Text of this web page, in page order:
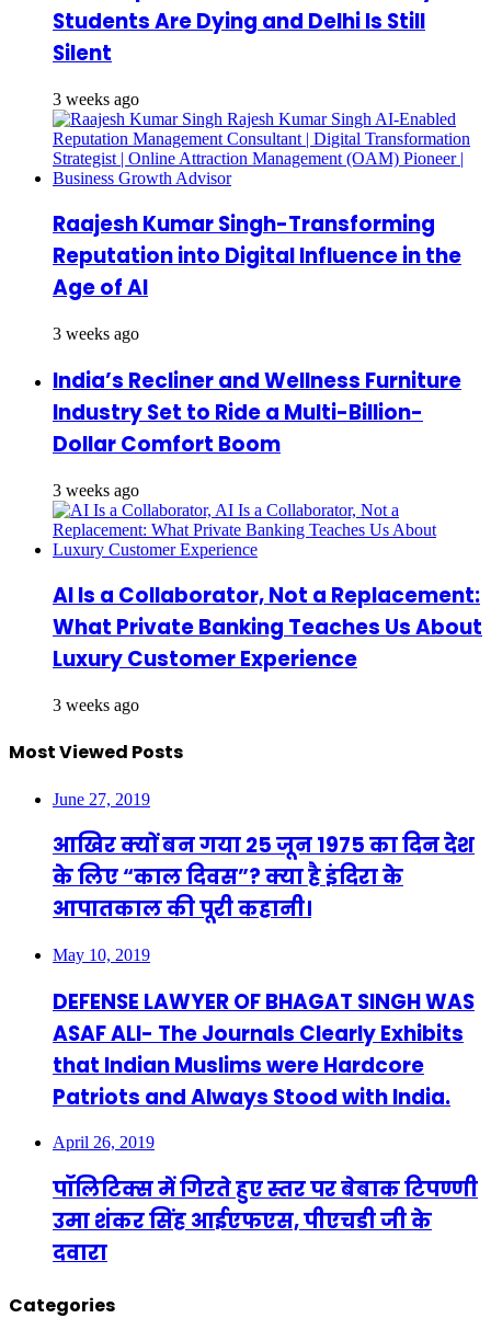
Students Are Dying and Delhi Is Still
Silent
3 weeks ago
Raajesh Kumar Singh-Transforming
Reputation into Digital Influence in the
Age of AI
3 weeks ago
India’s Recliner and Wellness Furniture
Industry Set to Ride a Multi-Billion-
Dollar Comfort Boom
3 weeks ago
AI Is a Collaborator, Not a Replacement:
What Private Banking Teaches Us About
Luxury Customer Experience
3 weeks ago
Most Viewed Posts
June 27, 2019
आखिर क्यों बन गया 25 जून 1975 का दिन देश
के लिए “काल दिवस”? क्या है इंदिरा के
आपातकाल की पूरी कहानी।
May 10, 2019
DEFENSE LAWYER OF BHAGAT SINGH WAS
ASAF ALI- The Journals Clearly Exhibits
that Indian Muslims were Hardcore
Patriots and Always Stood with India.
April 26, 2019
पॉलिटिक्स में गिरते हुए स्तर पर बेबाक टिपण्णी
उमा शंकर सिंह आईएफएस, पीएचडी जी के
दवारा
Categories